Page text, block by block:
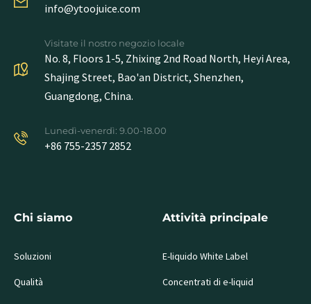
info@ytoojuice.com
Visitate il nostro negozio locale
No. 8, Floors 1-5, Zhixing 2nd Road North, Heyi Area,
Shajing Street, Bao'an District, Shenzhen,
Guangdong, China.
Lunedì-venerdì: 9.00-18.00
+86 755-2357 2852
Chi siamo
Soluzioni
Qualità
Attività principale
E-liquido White Label
Concentrati di e-liquid